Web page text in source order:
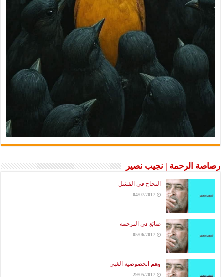
رصاصة الرحمة | نجيب نصير
النجاح في الفشل
04/07/2017
ضائع في الترجمة
05/06/2017
وهم الخصوصية الغبي
29/05/2017